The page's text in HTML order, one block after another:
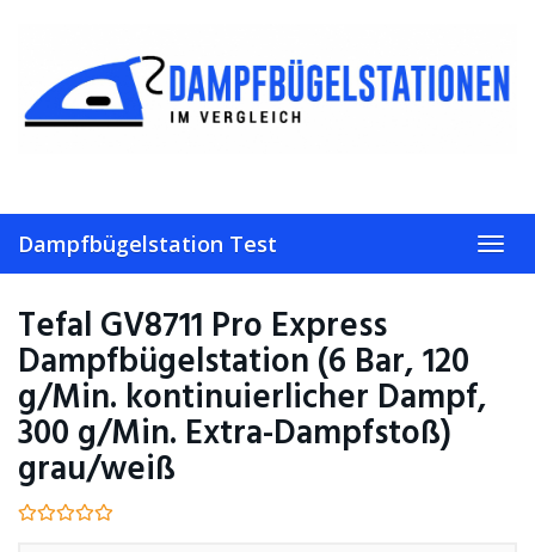
content
Dampfbügelstation Test
Tefal GV8711 Pro Express
Dampfbügelstation (6 Bar, 120
g/Min. kontinuierlicher Dampf,
300 g/Min. Extra-Dampfstoß)
grau/weiß